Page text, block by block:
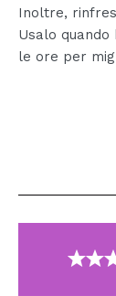
Inoltre,
Usalo
le ore per